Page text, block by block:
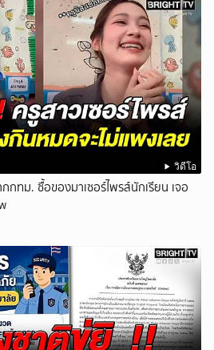
วิดีโอ
ทม. ซื้อของมาเซอร์ไพรส์นักเรียน เจอ